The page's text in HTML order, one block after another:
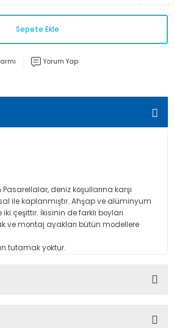
Sepete Ekle
Yorum Yap
deniz koşullarına karşı
ile kaplanmıştır. Ahşap ve alüminyum
çeşittir. İkisinin de farklı boyları
ve montaj ayakları bütün modellere
tutamak yoktur.